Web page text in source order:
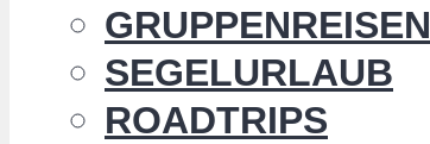
GRUPPENREISEN
SEGELURLAUB
ROADTRIPS